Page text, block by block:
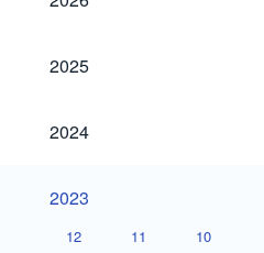
2025
2025
2024
2024
2023
2023
12 11 10